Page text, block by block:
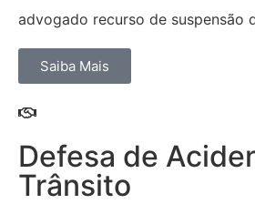
advogado recurso de suspensão
Saiba Mais
Defesa de
Trânsito